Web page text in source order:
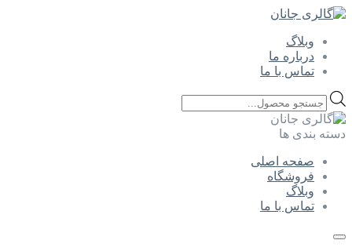
وبلاگ
درباره ما
تماس با ما
Products
search
دسته بندی ها
صفحه اصلی
فروشگاه
وبلاگ
تماس با ما